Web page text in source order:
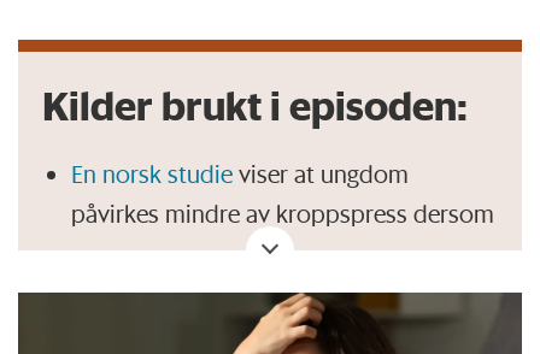
Kilder brukt i episoden:
En norsk studieviser at ungdom
påvirkes mindre av kroppspress dersom
de har meidatrening.
Næremere halvparten av unge mellom
12-13 år vil endre på noe ved utstende